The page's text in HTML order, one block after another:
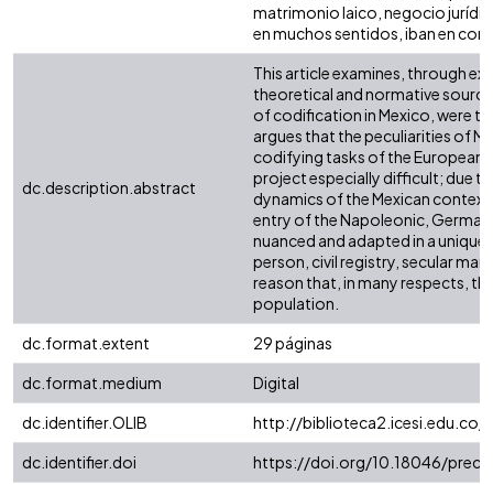
matrimonio laico, negocio
en muchos sentidos, iban en
dc.description.abstract
This article examines, through
theoretical and normative
of codification in Mexico, were
argues that the peculiarities of
codifying tasks of the
project especially difficult; due
dynamics of the Mexican
entry of the Napoleonic,
nuanced and adapted in a
person, civil registry, secular
reason that, in many respects,
population.
dc.format.extent
29 páginas
dc.format.medium
Digital
dc.identifier.OLIB
http://biblioteca2.icesi.edu.co/
dc.identifier.doi
https://doi.org/10.18046/